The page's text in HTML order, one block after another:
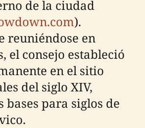
de la ciudad
).
reuniéndose en
el consejo estableció
en el sitio
del siglo XIV,
bases para siglos de